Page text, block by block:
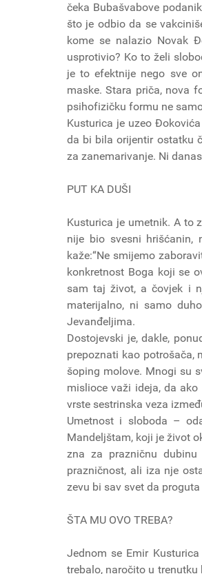
čeka Bubašvabove
što je odbio da se
kome se nalazio Novak
usprotivio? Ko to želi
je to efektnije nego sve
maske. Stara priča, nova
psihofizičku formu ne
Kusturica je uzeo
da bi bila orijentir ostatku
za zanemarivanje. Ni
PUT KA DUŠI
Kusturica je umetnik. A to
nije bio svesni
kaže:“Ne smijemo
konkretnost Boga koji se
sam taj život, a čovjek i
materijalno, ni samo
Jevanđeljima.
Dostojevski je, dakle,
prepoznati kao potrošača,
šoping molove. Mnogi su
mislioce važi ideja, da
vrste sestrinska veza
Umetnost i sloboda –
Mandeljštam, koji je život
zna za prazničnu
prazničnost, ali iza nje
zevu bi sav svet da
ŠTA MU OVO TREBA?
Jednom se Emir
trebalo, naročito u trenutku